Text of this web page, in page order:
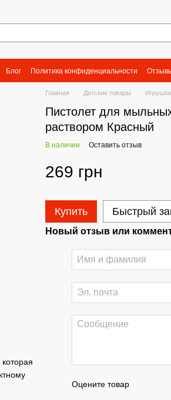
Блог Политика конфиденциальности
Главная Детские товары Игрушки
Пистолет для
раствором Красный
В наличии Оставить отзыв
269 грн
Купить Быстрый
Новый отзыв или
Оцените товар